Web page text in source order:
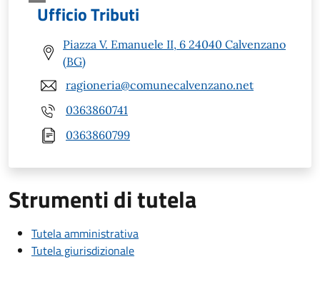
Ufficio Tributi
Piazza V. Emanuele II, 6 24040 Calvenzano
(BG)
ragioneria@comunecalvenzano.net
0363860741
0363860799
Strumenti di tutela
Tutela amministrativa
Tutela giurisdizionale